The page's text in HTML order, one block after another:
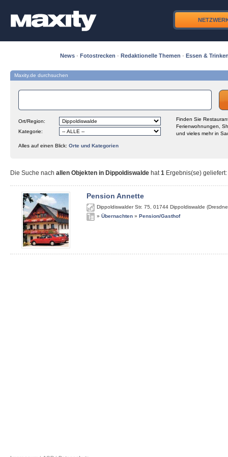
News · Fotostrecken · Redaktionelle Themen · Essen &
Maxity.de durchsuchen
Ort/Region:
Kategorie:
Finden Sie
Ferienwohnungen,
und vieles mehr in
Alles auf einen Blick: Orte und Kategorien
Die Suche nach allen Objekten in Dippoldiswalde hat1 Ergebnis(se) geliefert:
Pension Annette
Dippoldiswalder Str. 75 01744 Dippoldiswalde
» Übernachten » Pension/Gasthof